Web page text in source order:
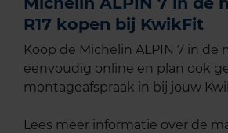
R17 kopen bij KwikFit
Koop de Michelin ALPIN 7 in de
eenvoudig online en plan ook
montageafspraak in bij jouw
Lees meer informatie over de